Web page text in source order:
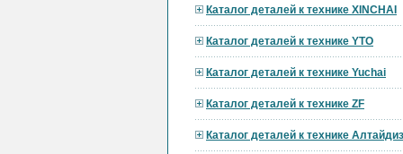
Каталог деталей к технике XINCHAI
Каталог деталей к технике YTO
Каталог деталей к технике Yuchai
Каталог деталей к технике ZF
Каталог деталей к технике